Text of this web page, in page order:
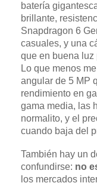
batería
brillante,
Snapdragon 6
casuales, y una
que en buena luz
Lo que menos
angular de 5 MP
rendimiento en
gama media, las
normalito, y el
cuando baja del
También hay un
confundirse: no
los mercados